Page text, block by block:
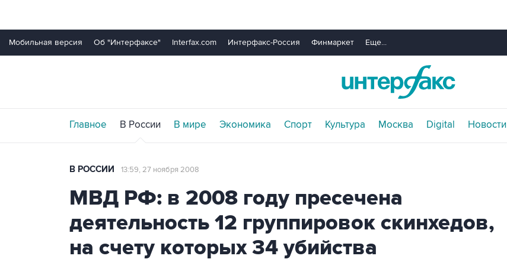
Мобильная версия Об "Интерфаксе" Interfax.com Интерфакс-Россия Финмаркет Еще...
Главное В России В мире Экономика Спорт Культура Москва Digital Новости
В РОССИИ 13:59, 27 ноября 2008
МВД РФ: в 2008 году пресечена
деятельность 12 группировок скинхедов,
на счету которых 34 убийства